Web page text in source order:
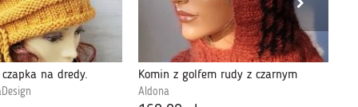
na dredy. Komin z golfem rudy z czarnym
Aldona